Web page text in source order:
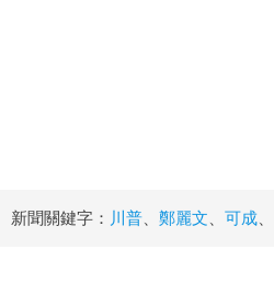
新聞關鍵字： 川普 鄭麗文 可成